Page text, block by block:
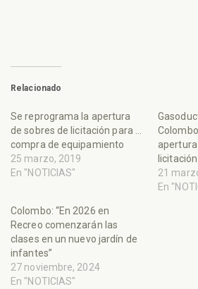
Relacionado
Se reprograma la apertura
de sobres de licitación para la
compra de equipamiento
25 marzo, 2019
En "NOTICIAS"
licitación
21
En
Colombo: “En 2026 en
Recreo comenzarán las
clases en un nuevo jardín de
infantes”
27 noviembre, 2024
En "NOTICIAS"